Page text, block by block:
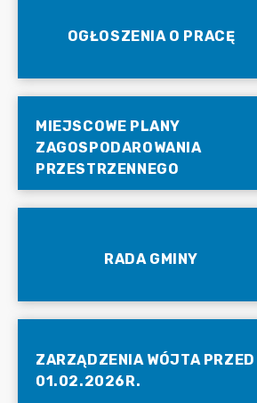
OGŁOSZENIA O PRACĘ
MIEJSCOWE PLANY
ZAGOSPODAROWANIA
PRZESTRZENNEGO
RADA GMINY
ZARZĄDZENIA WÓJTA PRZED
01.02.2026R.